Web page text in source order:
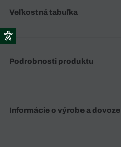
Veľkostná tabuľka
Podrobnosti produktu
Informácie o výrobe a dovoze